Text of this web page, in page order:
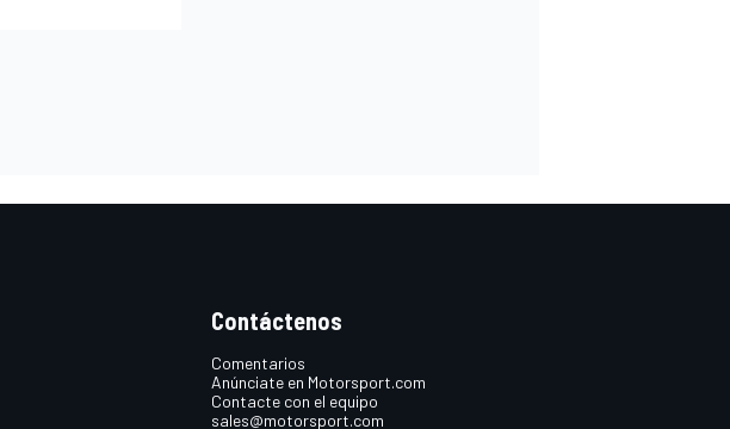
Contáctenos
Comentarios
Anúnciate en Motorsport.com
Contacte con el equipo
sales@motorsport.com